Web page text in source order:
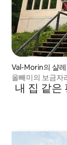
Val-Morin의 샬레
올빼미의 보금자
내 집 같은